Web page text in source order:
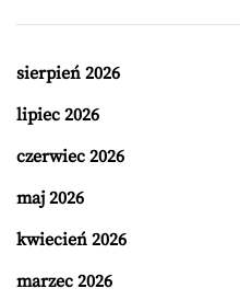
sierpień 2026
lipiec 2026
czerwiec 2026
maj 2026
kwiecień 2026
marzec 2026